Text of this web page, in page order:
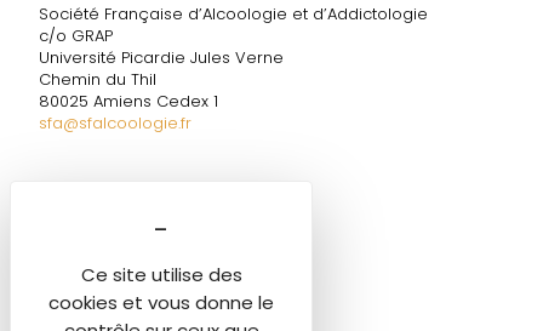
Ce site utilise des
cookies et vous donne le
Société Française d’Alcoologie et d’Addictologie
c/o GRAP
Université Picardie Jules Verne
Chemin du Thil
80025 Amiens Cedex 1
sfa@sfalcoologie.fr
Tél. 06 60 58 06 05
sfa@sfalcoologie.fr